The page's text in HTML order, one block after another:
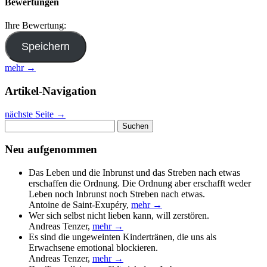
Ihre Bewertung:
mehr →
Artikel-Navigation
nächste Seite →
nach:
Neu aufgenommen
Das Leben und die Inbrunst und das Streben nach etwas
erschaffen die Ordnung. Die Ordnung aber erschafft weder
Leben noch Inbrunst noch Streben nach etwas.
Antoine de Saint-Exupéry, mehr →
Wer sich selbst nicht lieben kann, will zerstören.
Andreas Tenzer, mehr →
Es sind die ungeweinten Kindertränen, die uns als
Erwachsene emotional blockieren.
Andreas Tenzer, mehr →